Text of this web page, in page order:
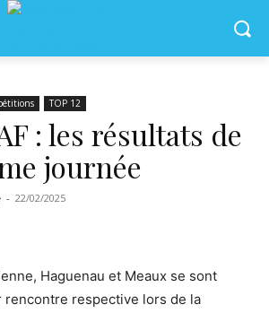
TOP 12
: les résultats de
journée
- 22/02/2025
Haguenau et Meaux se sont
rencontre respective lors de la